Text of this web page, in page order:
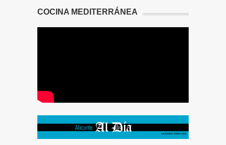
COCINA MEDITERRÁNEA